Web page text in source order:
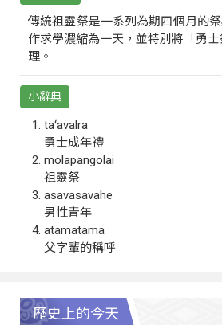
傳統祖靈祭是一系列為期四個月的
作求學濃縮為一天，並特別將「勇士
理。
小辭典
ta‘avalra
勇士成年禮
molapangolai
祖靈祭
asavasavahe
男性青年
atamatama
父字輩的稱呼
歷史上的今天